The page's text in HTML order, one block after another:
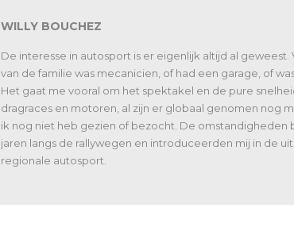
WILLY BOUCHEZ
De interesse in autosport is er eigenlijk altijd al
van de familie was mecanicien, of had een garage, of
Het gaat me vooral om het spektakel en de pure
dragraces en motoren, al zijn er globaal genomen nog
ik nog niet heb gezien of bezocht. De omstandigheden
jaren langs de rallywegen en introduceerden mij in de
regionale autosport.